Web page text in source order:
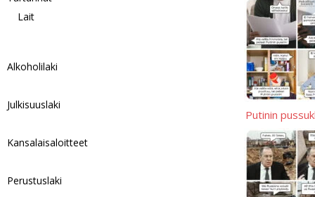
Putinin
Lait
Alkoholilaki
Julkisuuslaki
Kansalaisaloitteet
Perustuslaki